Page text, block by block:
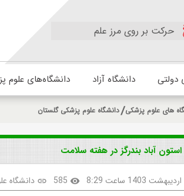
حرکت بر روی مرز علم
دولتی دانشگاه آزاد دانشگاه‌های علوم
های علوم پزشکی دانشگاه علوم پزشکی گلستان
آباد بندرگز در هفته سلامت
visibility
585
link دانشگاه